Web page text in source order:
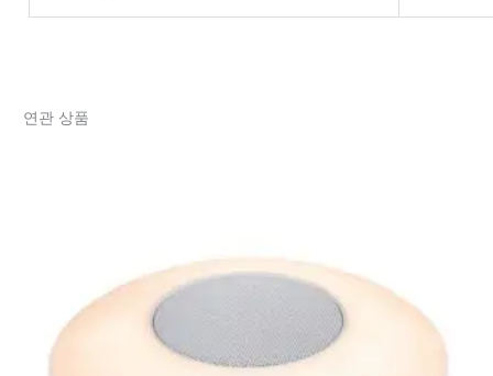
연관 상품